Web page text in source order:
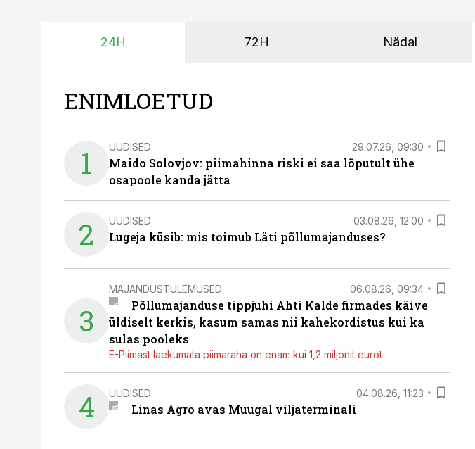
24H 72H Nädal
ENIMLOETUD
1 UUDISED 29.07.26, 09:30
Maido Solovjov: piimahinna riski ei saa lõputult ühe
osapoole kanda jätta
2 UUDISED 03.08.26, 12:00
Lugeja küsib: mis toimub Läti põllumajanduses?
3
MAJANDUSTULEMUSED 06.08.26, 09:34
Põllumajanduse tippjuhi Ahti Kalde firmades käive
üldiselt kerkis, kasum samas nii kahekordistus kui ka
sulas pooleks
E-Piimast laekumata piimaraha on enam kui 1,2 miljonit eurot
4 UUDISED 04.08.26, 11:23
Linas Agro avas Muugal viljaterminali